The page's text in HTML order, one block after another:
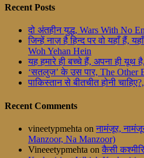
Recent Posts
दो अंतहीन युद्ध, Wars With No
जिन्हें नाज़ है हिन्द पर वो यहाँ हैं,
Woh Yehan Hein
यह हमारे ही बच्चे हैं, अपना ही यूथ
‘सतलुज’ के उस पार, The Other
पाकिस्तान से बीतचीत होनी
Recent Comments
vineetypmehta on नामंजूर,
Manzoor, Na Manzoor)
Vineeetypmehta on कैसी